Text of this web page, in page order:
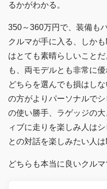
るかがわかる。
350～360万円で、装備も
クルマが手に入る、しか
はとても素晴らしいこと
も、両モデルとも非常に
どちらを選んでも損はし
の方がよりパーソナルで
の使い勝手、ラゲッジの
ィブに走りを楽しみ人は
との対話を楽しみたい人
どちらも本当に良いクルマ